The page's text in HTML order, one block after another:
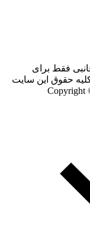
فقط برای
حقوق این سایت